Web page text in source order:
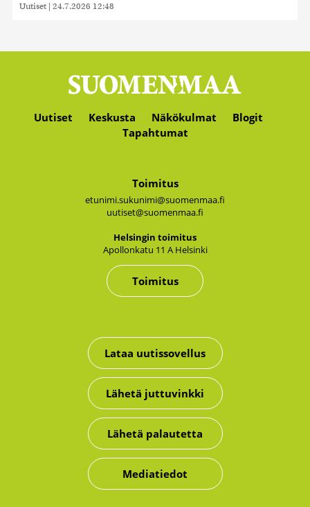
Uutiset | 24.7.2026 12:48
Uutiset Keskusta Näkökulmat
Blogit
Tapahtumat
Toimitus
etunimi.sukunimi@suomenmaa.fi
uutiset@suomenmaa.fi
Hel­sin­gin toi­mi­tus
Apol­lon­ka­tu 11 A Hel­sin­ki
Toimitus
Lataa uutissovellus
Lähetä juttuvinkki
Lähetä palautetta
Mediatiedot